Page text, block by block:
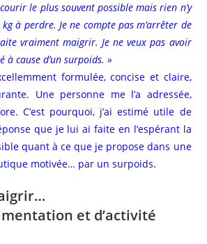
courir le plus souvent possible mais rien n’y
à perdre. Je ne compte pas m’arrêter de
vraiment maigrir. Je ne veux pas avoir
à cause d’un surpoids. »
formulée, concise et claire,
Une personne me l’a adressée,
C’est pourquoi, j’ai estimé utile de
que je lui ai faite en l’espérant la
quant à ce que je propose dans une
motivée… par un surpoids.
et d’activité